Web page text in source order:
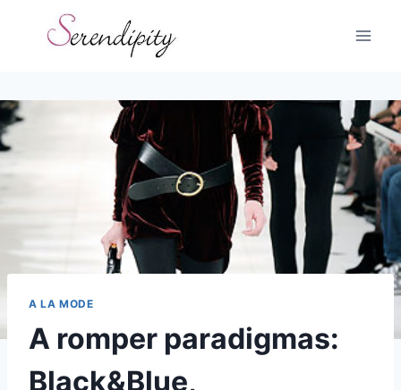
A LA MODE
A romper paradigmas:
Black&Blue,